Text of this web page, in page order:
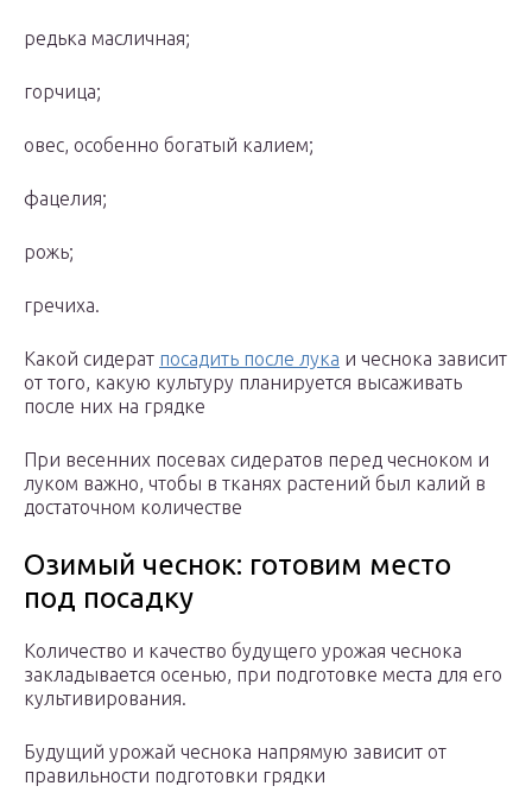
редька масличная;
горчица;
овес, особенно богатый калием;
фацелия;
рожь;
гречиха.
Какой сидерат посадить после лука и чеснока зависит
от того, какую культуру планируется высаживать
после них на грядке
При весенних посевах сидератов перед чесноком и
луком важно, чтобы в тканях растений был калий в
достаточном количестве
Озимый чеснок: готовим место
под посадку
Количество и качество будущего урожая чеснока
закладывается осенью, при подготовке места для его
культивирования.
Будущий урожай чеснока напрямую зависит от
правильности подготовки грядки